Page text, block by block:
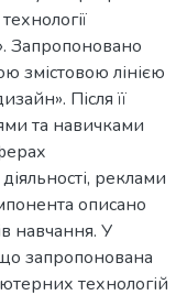
Запропоновано
змістовою лінією
Після її
та навичками
реклами
описано
навчання. У
запропонована
технологій